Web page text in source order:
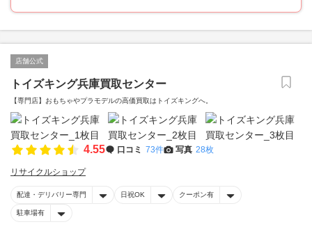
店舗公式
トイズキング兵庫買取センター
【専門店】おもちゃやプラモデルの高価買取はトイズキングへ。‎
4.55 口コミ 73件 写真 28枚
リサイクルショップ
配達・デリバリー専門 日祝OK クーポン有
駐車場有